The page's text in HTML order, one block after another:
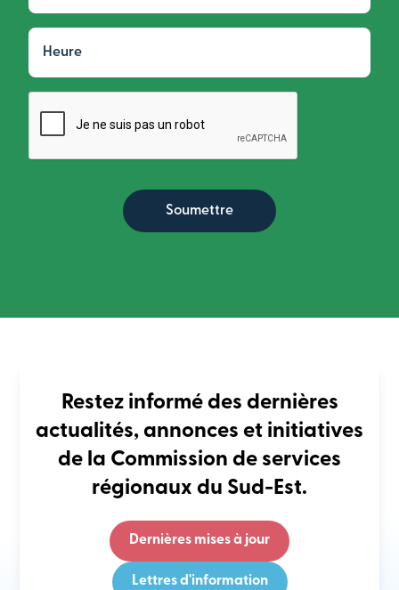
Heure
Restez informé des dernières
actualités, annonces et initiatives
de la Commission de services
régionaux du Sud-Est.
Dernières mises à jour
Lettres d'information